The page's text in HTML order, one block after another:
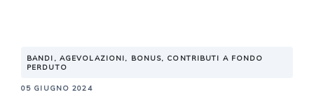
BANDI, AGEVOLAZIONI, BONUS, CONTRIBUTI A FONDO
PERDUTO
05 GIUGNO 2024